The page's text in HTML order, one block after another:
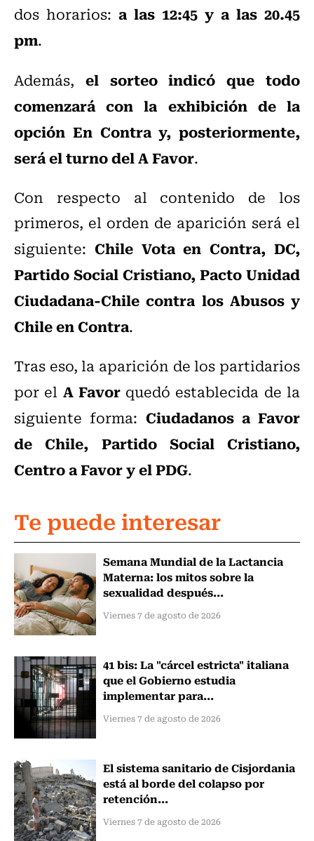
dos horarios: a las 12:45 y a las 20.45
pm.
Además, el sorteo indicó que todo
comenzará con la exhibición de la
opción En Contra y, posteriormente,
será el turno del A Favor.
Con respecto al contenido de los
primeros, el orden de aparición será el
siguiente: Chile Vota en Contra, DC,
Partido Social Cristiano, Pacto Unidad
Ciudadana-Chile contra los Abusos y
Chile en Contra.
Tras eso, la aparición de los partidarios
por el A Favorquedó establecida de la
siguiente forma: Ciudadanos a Favor
de Chile, Partido Social Cristiano,
Centro a Favor y el PDG.
Te puede interesar
Semana Mundial de la Lactancia
Materna: los mitos sobre la
sexualidad después...
Viernes 7 de agosto de 2026
41 bis: La "cárcel estricta" italiana
que el Gobierno estudia
implementar para...
Viernes 7 de agosto de 2026
El sistema sanitario de Cisjordania
está al borde del colapso por
retención...
Viernes 7 de agosto de 2026